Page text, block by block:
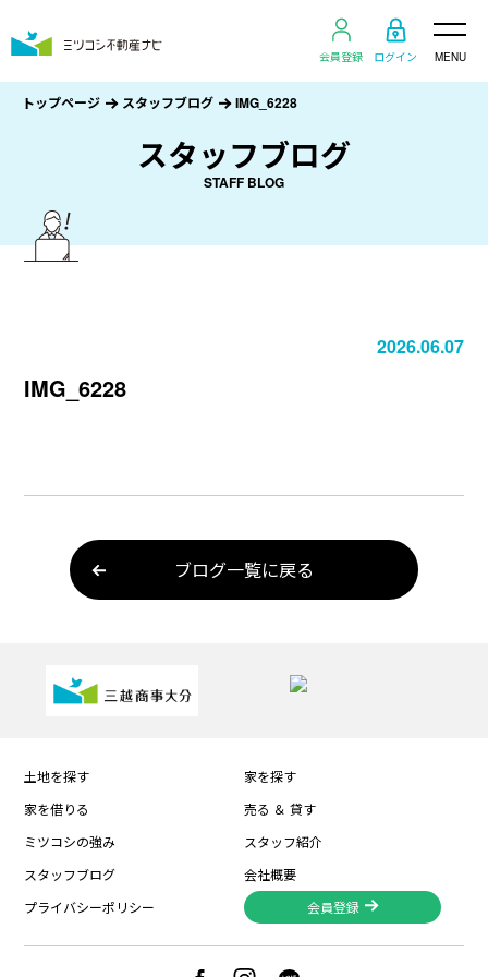
会員登録 ログイン MENU
スタッフブログ
STAFF BLOG
トップページ スタッフブログ IMG_6228
2026.06.07
IMG_6228
ブログ一覧に戻る
土地を探す
家を探す
家を借りる
売る ＆ 貸す
ミツコシの強み
スタッフ紹介
スタッフブログ
会社概要
プライバシーポリシー
会員登録